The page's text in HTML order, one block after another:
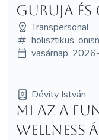
guruja
Transpersonal
holisztikus,
vasárnap,
Dévity István
Mi az a
wellness